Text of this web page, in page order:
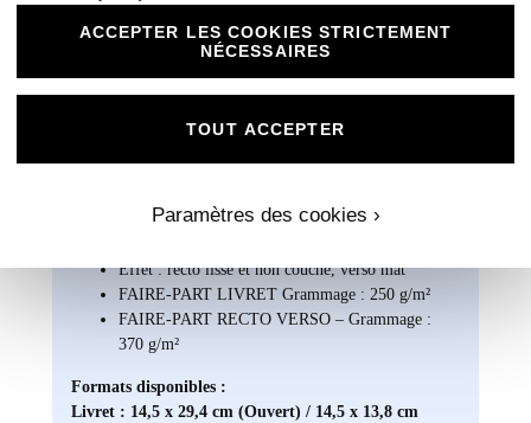
Informations Supplémentaire
Caractéristiques :
Effet : recto lisse et non couché, verso mat
FAIRE-PART LIVRET Grammage : 250 g/m²
FAIRE-PART RECTO VERSO – Grammage :
370 g/m²
Formats disponibles :
Livret : 14,5 x 29,4 cm (Ouvert) / 14,5 x 13,8 cm
ACCEPTER LES COOKIES STRICTEMENT
NÉCESSAIRES
Paramètres des cookies ›
TOUT ACCEPTER